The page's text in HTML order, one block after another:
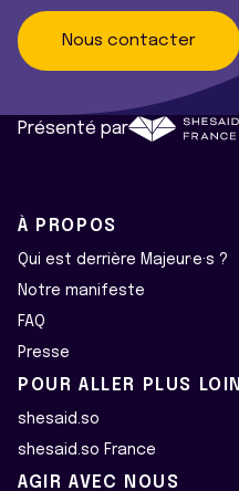
Nous contacter
Présenté par
À PROPOS
Qui est derrière Majeur·e·s ?
Notre manifeste
FAQ
Presse
POUR ALLER PLUS LOIN
shesaid.so
shesaid.so France
AGIR AVEC NOUS